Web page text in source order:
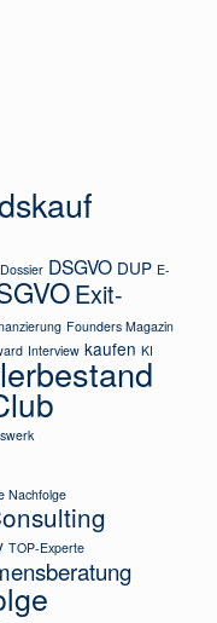
Dossier DSGVO DUP E-
Exit-
Founders Magazin
Interview kaufen KI
Nachfolge
TOP-Experte